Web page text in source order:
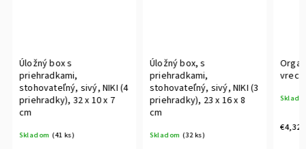
Úložný box s
priehradkami,
stohovateľný, sivý, NIKI (4
priehradky), 32 x 10 x 7
cm
Skladom (41 ks)
Úložný box, s
priehradkami,
stohovateľný, sivý, NIKI (3
priehradky), 23 x 16 x 8
cm
Skladom (32 ks)
€4,32